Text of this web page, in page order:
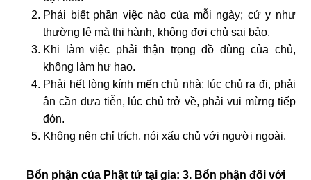
Phải biết phần việc nào của mỗi ngày; cứ y như
thường lệ mà thi hành, không đợi chủ sai bảo.
Khi làm việc phải thận trọng đồ dùng của chủ,
không làm hư hao.
Phải hết lòng kính mến chủ nhà; lúc chủ ra đi, phải
ân cần đưa tiễn, lúc chủ trở về, phải vui mừng tiếp
đón.
Không nên chỉ trích, nói xấu chủ với người ngoài.
Bổn phận của Phật tử tại gia: 3. Bổn phận đối với